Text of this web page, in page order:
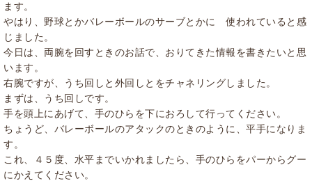
ます。
やはり、野球とかバレーボールのサーブとかに 使われていると感
じました。
今日は、両腕を回すときのお話で、おりてきた情報を書きたいと思
います。
右腕ですが、うち回しと外回しとをチャネリングしました。
まずは、うち回しです。
手を頭上にあげて、手のひらを下におろして行ってください。
ちょうど、バレーボールのアタックのときのように、平手になりま
す。
これ、４５度、水平までいかれましたら、手のひらをパーからグー
にかえてください。